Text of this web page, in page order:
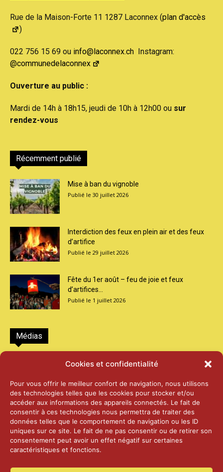
Cookies et confidentialité
Pour vous offrir le meilleur confort de navigation, nous utilisons
des technologies telles que les cookies pour stocker et/ou
accéder aux informations des appareils connectés. Le fait de
consentir à ces technologies nous permettra de traiter des
données telles que le comportement de navigation ou les ID
uniques sur ce site. Le fait de ne pas consentir ou de retirer son
consentement peut avoir un effet négatif sur certaines
caractéristiques et fonctions.
Rue de la Maison-Forte 11 1287 Laconnex (plan d'accès
)
022 756 15 69 ou info@laconnex.ch Instagram:
@communedelaconnex
Ouverture au public :
Mardi de 14h à 18h15, jeudi de 10h à 12h00 ou sur
rendez-vous
Récemment publié
Mise à ban du vignoble
30 juillet 2026
Interdiction des feux en plein air et des feux
d’artifice
29 juillet 2026
Fête du 1er août – feu de joie et feux
d’artifices...
1 juillet 2026
Médias
2026 – Laiterie d’Orsières et Abbaye de St-
25 juin 2026
2025 – Palais Fédéral – Berne
25 juin 2026
14 janvier 2025